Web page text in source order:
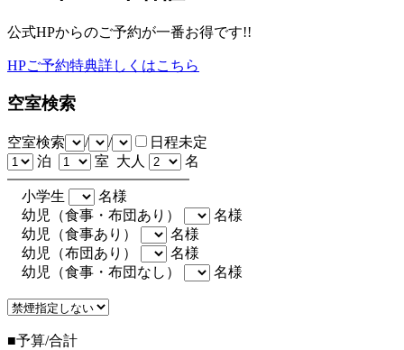
公式HPからのご予約が一番お得です!!
HPご予約特典詳しくはこちら
空室検索
空室検索 / /
日程未定
泊
室 大人 名
小学生
名様
幼児（食事・布団あり）
名様
幼児（食事あり）
名様
幼児（布団あり）
名様
幼児（食事・布団なし）
名様
■予算/合計